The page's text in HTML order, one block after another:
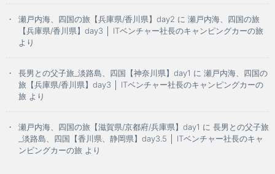
瀬戸内海、四国の旅【兵庫県/香川県】day2 に 瀬戸内海、四国の旅
【兵庫県/香川県】day3 │ ITベンチャー社長のキャンピングカーの旅
より
長男との父子旅_淡路島、四国【神奈川県】day1 に 瀬戸内海、四国の
旅【兵庫県/香川県】day3 │ ITベンチャー社長のキャンピングカーの
旅 より
瀬戸内海、四国の旅【滋賀県/京都府/兵庫県】day1 に 長男との父子旅
_淡路島、四国【香川県、静岡県】day3.5 │ ITベンチャー社長のキャ
ンピングカーの旅 より